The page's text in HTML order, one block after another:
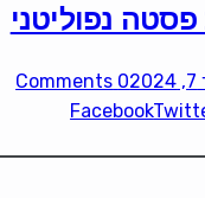
נפוליטני
0 Comments
Facebook